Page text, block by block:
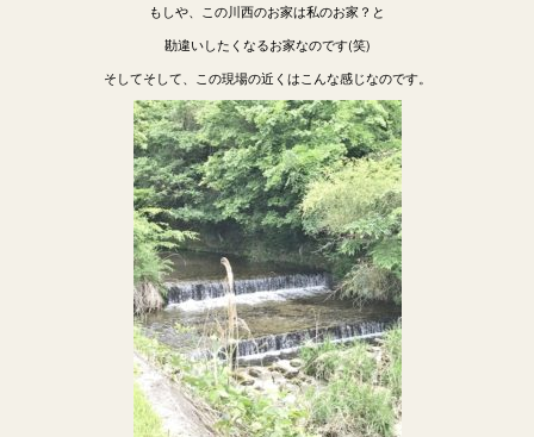
もしや、この川西のお家は私のお家？と
勘違いしたくなるお家なのです(笑)
そしてそして、この現場の近くはこんな感じなのです。